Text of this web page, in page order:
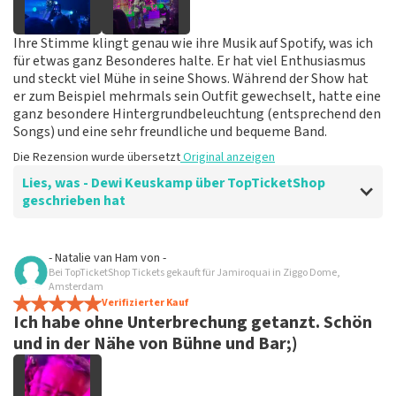
Ihre Stimme klingt genau wie ihre Musik auf Spotify, was ich
für etwas ganz Besonderes halte. Er hat viel Enthusiasmus
und steckt viel Mühe in seine Shows. Während der Show hat
er zum Beispiel mehrmals sein Outfit gewechselt, hatte eine
ganz besondere Hintergrundbeleuchtung (entsprechend den
Songs) und eine sehr freundliche und bequeme Band.
Die Rezension wurde übersetztOriginal anzeigen
Lies, was - Dewi Keuskamp über TopTicketShop
geschrieben hat
Bewertung von - Dewi Keuskamp über
Sehr glücklich
Sehr gut organisiert und es besteht die Möglichkeit,
Tickets zu einem guten Preis zu bekommen
Die Rezension wurde übersetztOriginal anzeigen
Antwort von TopTicketShop
- Natalie van Ham von -
Bei TopTicketShop Tickets gekauft für Jamiroquai in Ziggo Dome,
Amsterdam
Verifizierter Kauf
Ich habe ohne Unterbrechung getanzt. Schön
und in der Nähe von Bühne und Bar;)